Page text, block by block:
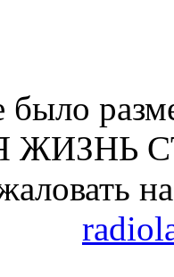
ЖИЗНЬ